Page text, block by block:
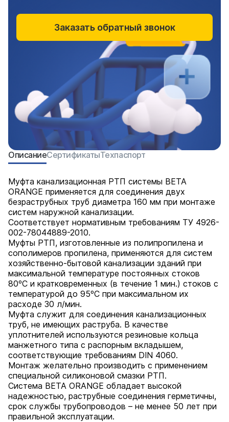
ОписаниеСертификатыТехпаспорт
Муфта канализационная РТП системы BETA
ORANGE применяется для соединения двух
безраструбных труб диаметра 160 мм при монтаже
систем наружной канализации.
Соответствует нормативным требованиям ТУ 4926-
002-78044889-2010.
Муфты РТП, изготовленные из полипропилена и
сополимеров пропилена, применяются для систем
хозяйственно-бытовой канализации зданий при
максимальной температуре постоянных стоков
80ºС и кратковременных (в течение 1 мин.) стоков с
температурой до 95ºС при максимальном их
расходе 30 л/мин.
Муфта служит для соединения канализационных
труб, не имеющих раструба. В качестве
уплотнителей используются резиновые кольца
манжетного типа с распорным вкладышем,
соответствующие требованиям DIN 4060.
Монтаж желательно производить с применением
специальной силиконовой смазки РТП.
Система BETA ORANGE обладает высокой
надежностью, раструбные соединения герметичны,
срок службы трубопроводов – не менее 50 лет при
правильной эксплуатации.
Заказать обратный звонок